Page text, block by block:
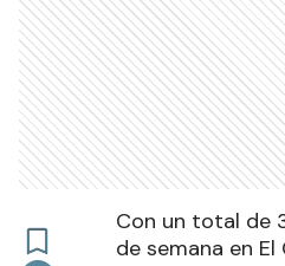
Con un total de
de semana en